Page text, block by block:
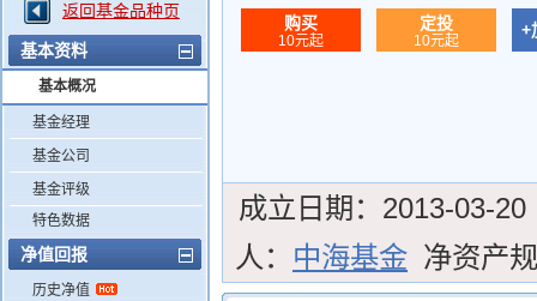
返回基金品种页
基本资料
基本概况
基金经理
基金公司
基金评级
特色数据
净值回报
历史净值
购买
10元起
定投
10元起
+
成立日期： 2013-03-20
人： 中海基金 净资产